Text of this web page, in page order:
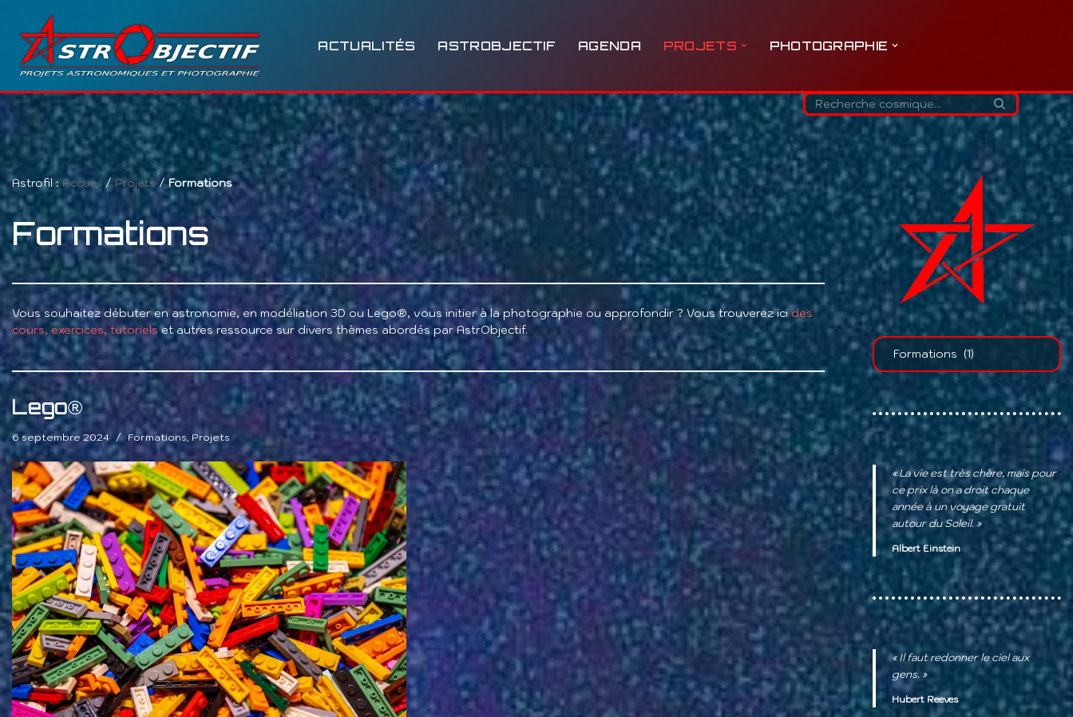
Aller
au
contenu
ACTUALITÉS ASTROBJECTIF AGENDA PROJETS PHOTOGRAPHIE
Astrofil :Accueil/ Projets/Formations
Formations
Vous souhaitez débuter en astronomie, en modéliation 3D ou Lego®, vous initier à la photographie ou approfondir ? Vous trouverez icides
cours, exercices, tutorielset autres ressource sur divers thèmes abordés par AstrObjectif.
Lego®
6 septembre 2024 Formations Projets
« La vie est très chère, mais pour
ce prix là on a droit chaque
année à un voyage gratuit
autour du Soleil. »
Albert Einstein
« Il faut redonner le ciel aux
gens. »
Hubert Reeves